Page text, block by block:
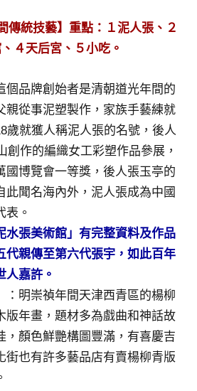
傳統技藝】重點：１泥人張、２
４天后宮、５小吃。
品牌創始者是清朝道光年間的
親從事泥塑製作，家族手藝練就
歲就獲人稱泥人張的名號，後人
創作的編織女工彩塑作品參展，
國博覽會一等獎，後人張玉亭的
此聞名海內外，泥人張成為中國
表。
水張美術館」有完整資料及作品
代親傳至第六代張宇，如此百年
人嘉許。
：明崇禎年間天津西青區的楊柳
版年畫，題材多為戲曲和神話故
，顏色鮮艷構圖豐滿，有喜慶吉
街也有許多藝品店有賣楊柳青版